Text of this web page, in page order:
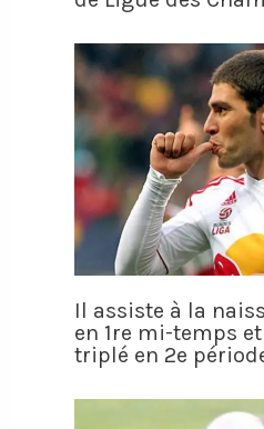
Il assiste à la
en 1re mi-temps
triplé en 2e